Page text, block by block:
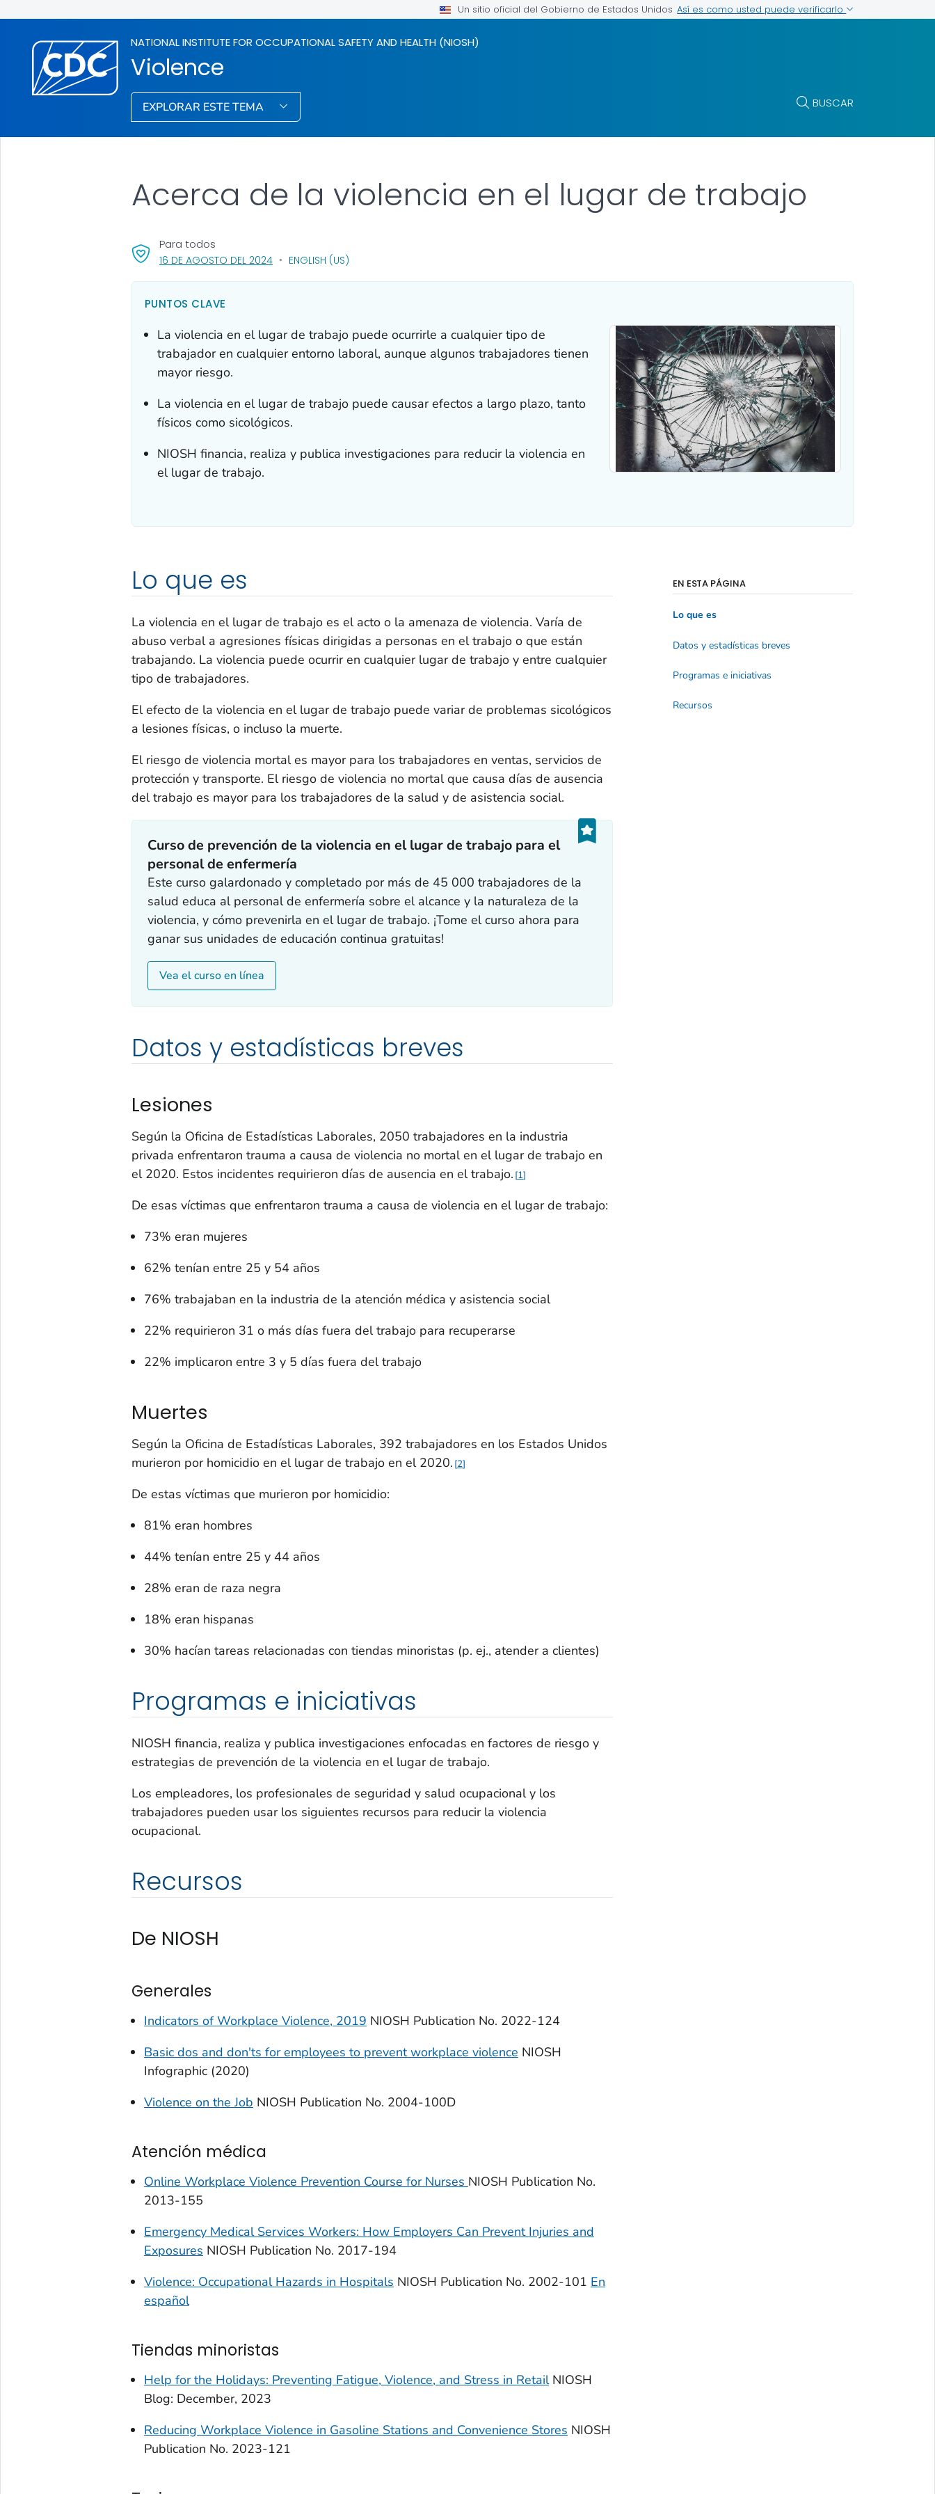
Un sitio oficial del Gobierno de Estados Unidos Así es como usted puede verificarlo
NATIONAL INSTITUTE FOR OCCUPATIONAL SAFETY AND HEALTH (NIOSH)
Violence
EXPLORAR ESTE TEMA BUSCAR
16 DE AGOSTO DEL 2024, VISIT LINK FOR DETAILS.
ENGLISH (US)
Para todos
Acerca de la violencia en el lugar de trabajo
PUNTOS CLAVE
La violencia en el lugar de trabajo puede ocurrirle a cualquier tipo de
trabajador en cualquier entorno laboral, aunque algunos trabajadores tienen
mayor riesgo.
La violencia en el lugar de trabajo puede causar efectos a largo plazo, tanto
físicos como sicológicos.
NIOSH financia, realiza y publica investigaciones para reducir la violencia en
el lugar de trabajo.
Lo que es
La violencia en el lugar de trabajo es el acto o la amenaza de violencia. Varía de
abuso verbal a agresiones físicas dirigidas a personas en el trabajo o que están
trabajando. La violencia puede ocurrir en cualquier lugar de trabajo y entre cualquier
tipo de trabajadores.
El efecto de la violencia en el lugar de trabajo puede variar de problemas sicológicos
a lesiones físicas, o incluso la muerte.
El riesgo de violencia mortal es mayor para los trabajadores en ventas, servicios de
protección y transporte. El riesgo de violencia no mortal que causa días de ausencia
del trabajo es mayor para los trabajadores de la salud y de asistencia social.
Curso de prevención de la violencia en el lugar de trabajo para el
personal de enfermería
Este curso galardonado y completado por más de 45 000 trabajadores de la
salud educa al personal de enfermería sobre el alcance y la naturaleza de la
violencia, y cómo prevenirla en el lugar de trabajo. ¡Tome el curso ahora para
ganar sus unidades de educación continua gratuitas!
Vea el curso en línea
Datos y estadísticas breves
Lesiones
Según la Oficina de Estadísticas Laborales, 2050 trabajadores en la industria
privada enfrentaron trauma a causa de violencia no mortal en el lugar de trabajo en
el 2020. Estos incidentes requirieron días de ausencia en el trabajo. 1
De esas víctimas que enfrentaron trauma a causa de violencia en el lugar de trabajo:
73% eran mujeres
62% tenían entre 25 y 54 años
76% trabajaban en la industria de la atención médica y asistencia social
22% requirieron 31 o más días fuera del trabajo para recuperarse
22% implicaron entre 3 y 5 días fuera del trabajo
Muertes
Según la Oficina de Estadísticas Laborales, 392 trabajadores en los Estados Unidos
murieron por homicidio en el lugar de trabajo en el 2020. 2
De estas víctimas que murieron por homicidio:
81% eran hombres
44% tenían entre 25 y 44 años
28% eran de raza negra
18% eran hispanas
30% hacían tareas relacionadas con tiendas minoristas (p. ej., atender a clientes)
Programas e iniciativas
NIOSH financia, realiza y publica investigaciones enfocadas en factores de riesgo y
estrategias de prevención de la violencia en el lugar de trabajo.
Los empleadores, los profesionales de seguridad y salud ocupacional y los
trabajadores pueden usar los siguientes recursos para reducir la violencia
ocupacional.
Recursos
De NIOSH
Generales
Indicators of Workplace Violence, 2019 NIOSH Publication No. 2022-124
Basic dos and don'ts for employees to prevent workplace violence NIOSH
Infographic (2020)
Violence on the Job NIOSH Publication No. 2004-100D
Atención médica
Online Workplace Violence Prevention Course for Nurses NIOSH Publication No.
2013-155
Emergency Medical Services Workers: How Employers Can Prevent Injuries and
Exposures NIOSH Publication No. 2017-194
Violence: Occupational Hazards in Hospitals NIOSH Publication No. 2002-101 En
español
Tiendas minoristas
Help for the Holidays: Preventing Fatigue, Violence, and Stress in RetailNIOSH
Blog: December, 2023
Reducing Workplace Violence in Gasoline Stations and Convenience Stores NIOSH
Publication No. 2023-121
EN ESTA PÁGINA
Lo que es
Datos y estadísticas breves
Programas e iniciativas
Recursos